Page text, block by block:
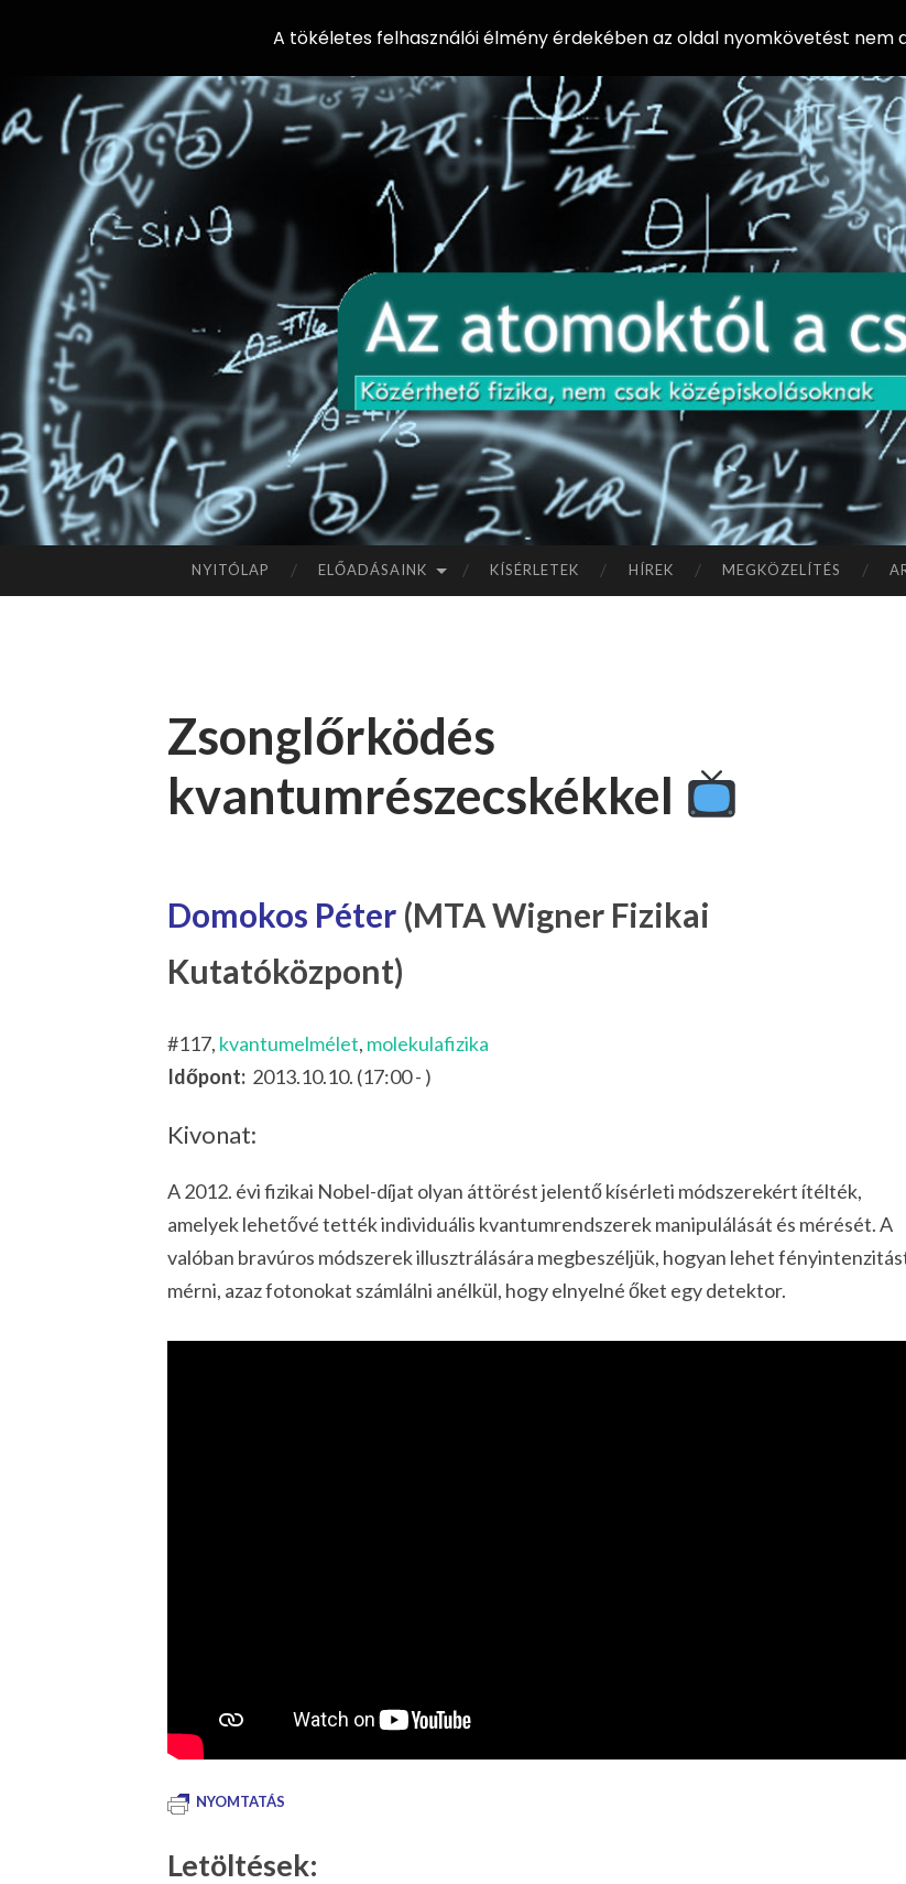
AZ
AT
OM
OK
TÓ
L A
az ELTE
Kar
A
NYITÓLAP ELŐADÁSAINK KÍSÉRLETEK HÍREK MEGKÖZELÍTÉS
Zsonglőrködés
kvantumrészecskékkel
Domokos Péter (MTA Wigner Fizikai
Kutatóközpont)
#117, kvantumelmélet, molekulafizika
Időpont: 2013.10.10. (17:00 - )
Kivonat:
A 2012. évi fizikai Nobel-díjat olyan áttörést jelentő kísérleti módszerekért ítélték,
amelyek lehetővé tették individuális kvantumrendszerek manipulálását és mérését. A
valóban bravúros módszerek illusztrálására megbeszéljük, hogyan lehet
mérni, azaz fotonokat számlálni anélkül, hogy elnyelné őket egy detektor.
NYOMTATÁS
Letöltések:
A tökéletes felhasználói élmény érdekében az oldal nyomkövetést nem